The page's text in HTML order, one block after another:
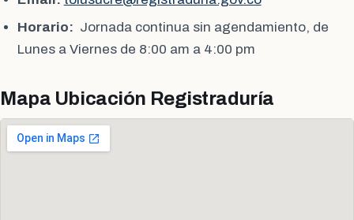
Horario: Jornada continua sin agendamiento, de
Lunes a Viernes de 8:00 am a 4:00 pm
Mapa Ubicación Registraduría